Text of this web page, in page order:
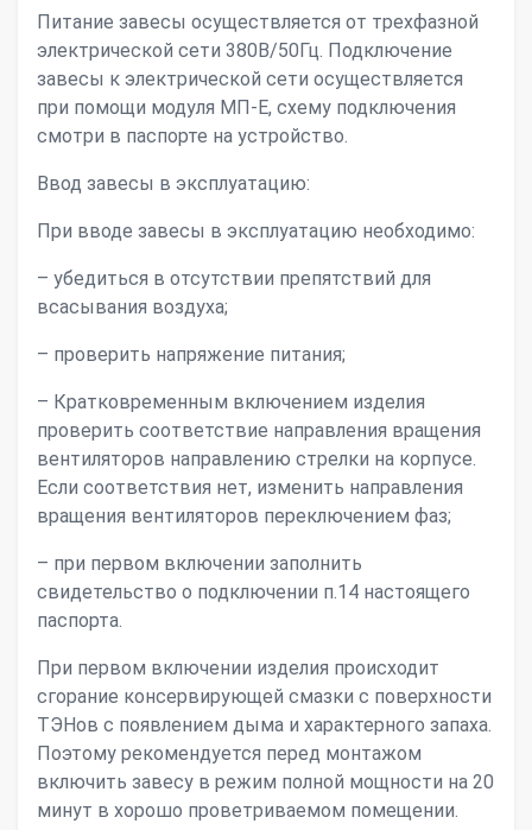
Питание завесы осуществляется от трехфазной
электрической сети 380В/50Гц. Подключение
завесы к электрической сети осуществляется
при помощи модуля МП-Е, схему подключения
смотри в паспорте на устройство.
Ввод завесы в эксплуатацию:
При вводе завесы в эксплуатацию необходимо:
– убедиться в отсутствии препятствий для
всасывания воздуха;
– проверить напряжение питания;
– Кратковременным включением изделия
проверить соответствие направления вращения
вентиляторов направлению стрелки на корпусе.
Если соответствия нет, изменить направления
вращения вентиляторов переключением фаз;
– при первом включении заполнить
свидетельство о подключении п.14 настоящего
паспорта.
При первом включении изделия происходит
сгорание консервирующей смазки с поверхности
ТЭНов с появлением дыма и характерного запаха.
Поэтому рекомендуется перед монтажом
включить завесу в режим полной мощности на 20
минут в хорошо проветриваемом помещении.